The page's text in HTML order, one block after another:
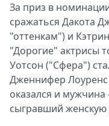
За приз в
сражаться Дакота
"оттенкам") и
"Дорогие" актрисы
Уотсон ("Сфера")
Дженнифер
оказался и
сыгравший